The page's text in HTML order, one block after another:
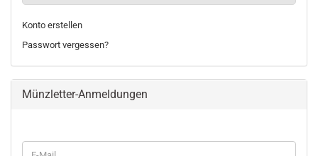
Konto erstellen
Passwort vergessen?
Münzletter-Anmeldungen
WEITER
E-